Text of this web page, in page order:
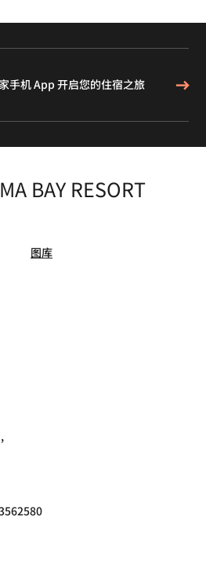
手机 App 开启您的住宿之旅
BAY RESORT
图库